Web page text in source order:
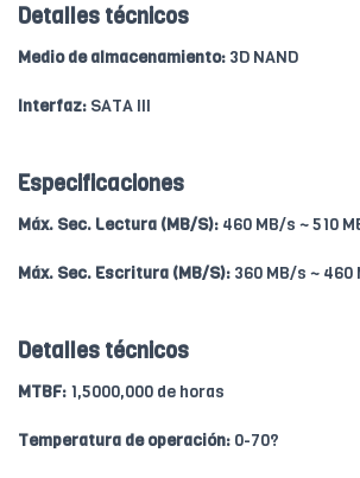
Detalles técnicos
Medio de almacenamiento: 3D NAND
Interfaz: SATA III
Especificaciones
Máx. Sec. Lectura (MB/S): 460 MB/s ~ 510
Máx. Sec. Escritura (MB/S): 360 MB/s ~ 460
Detalles técnicos
MTBF: 1,5000,000 de horas
Temperatura de operación: 0-70?